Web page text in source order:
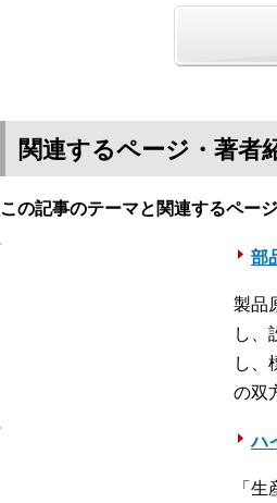
関連するページ・著者
この記事のテーマと関連するページ
部
製品
し、
し、
の双
ハ
「